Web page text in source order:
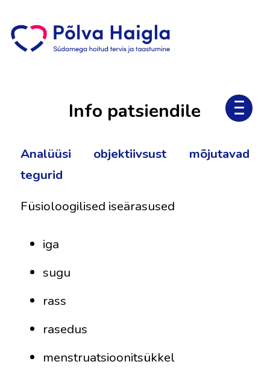
Info patsiendile
Analüüsi objektiivsust mõjutavad
tegurid
Füsioloogilised iseärasused
iga
sugu
rass
rasedus
menstruatsioonitsükkel